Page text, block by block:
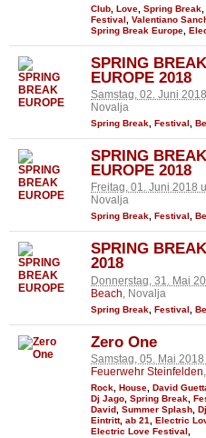
Club Love Spring Break
Festival
Valentiano
Spring Break Europe
SPRING BREAK
EUROPE 2018
Samstag, 02. Juni
Novalja
Spring Break Festival
SPRING BREAK
EUROPE 2018
Freitag, 01. Juni 2018
Novalja
Spring Break, Festival ,
SPRING
2018
Donnerstag, 31. Mai
Beach , Novalja
Spring Break Festival
Zero One
Samstag, 05. Mai
Feuerwehr Steinfelden
Rock House David
Dj Jago Spring Break
David Summer Splash
Eintritt, ab 21 Electric
Electric Love Festival